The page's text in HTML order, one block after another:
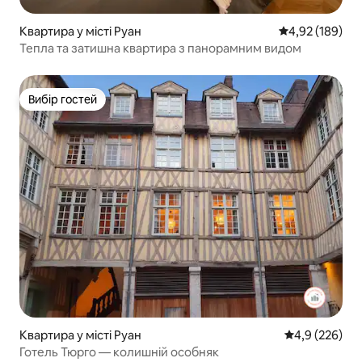
Квартира у місті Руан Середня
4,92 (189)
Тепла та затишна квартира з панорамним видом
Вибір гостей
Вибір гостей
Квартира у місті Руан Середня
4,9 (226)
Готель Тюрго — колишній особняк